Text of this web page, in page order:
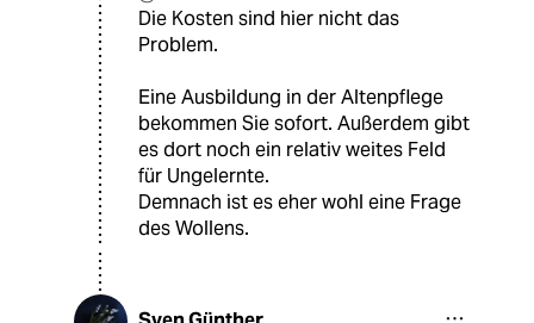
Die Kosten sind hier nicht das
Problem.
Eine Ausbildung in der Altenpflege
bekommen Sie sofort. Außerdem gibt
es dort noch ein relativ weites Feld
für Ungelernte.
Demnach ist es eher wohl eine Frage
des Wollens.